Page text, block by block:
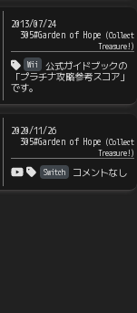
2013/07/24
305#Garden of Hope (Collect
Treasure!)
Wii
公式ガイドブックの
「プラチナ攻略参考スコア」
です。
2020/11/26
305#Garden of Hope (Collect
Treasure!)
Switch
コメントなし